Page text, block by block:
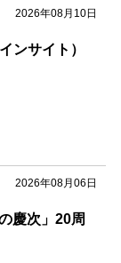
2026年08月10日
ンサイト）
2026年08月06日
慶次」20周